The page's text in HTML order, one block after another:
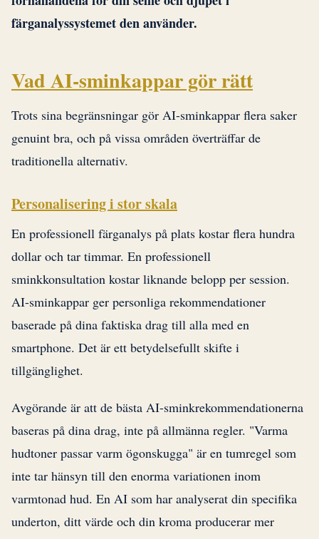
färganalyssystemet den använder.
Vad AI-sminkappar gör rätt
Trots sina begränsningar gör AI-sminkappar flera saker
genuint bra, och på vissa områden överträffar de
traditionella alternativ.
Personalisering i stor skala
En professionell färganalys på plats kostar flera hundra
dollar och tar timmar. En professionell
sminkkonsultation kostar liknande belopp per session.
AI-sminkappar ger personliga rekommendationer
baserade på dina faktiska drag till alla med en
smartphone. Det är ett betydelsefullt skifte i
tillgänglighet.
Avgörande är att de bästa AI-sminkrekommendationerna
baseras på dina drag, inte på allmänna regler. "Varma
hudtoner passar varm ögonskugga" är en tumregel som
inte tar hänsyn till den enorma variationen inom
varmtonad hud. En AI som har analyserat din specifika
underton, ditt värde och din kroma producerar mer